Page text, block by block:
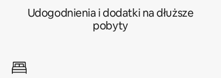
Udogodnienia i dodatki na dłuższe
pobyty